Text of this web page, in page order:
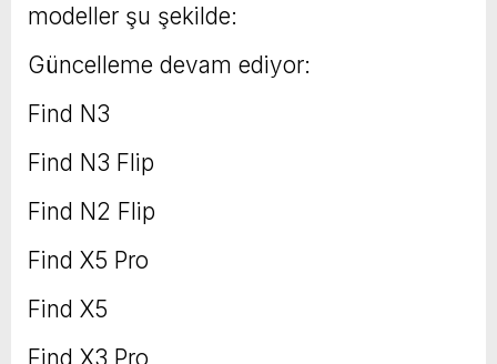
modeller şu şekilde:
Güncelleme devam ediyor:
Find N3
Find N3 Flip
Find N2 Flip
Find X5 Pro
Find X5
Find X3 Pro